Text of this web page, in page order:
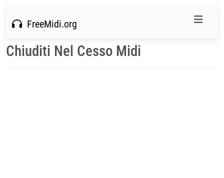
FreeMidi.org
Chiuditi Nel Cesso Midi